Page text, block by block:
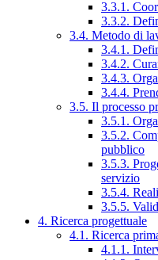
3.3.1.
3.3.2.
3.4. Metodo di
3.4.1.
3.4.2.
3.4.3.
3.4.4.
3.5. Il processo
3.5.1.
3.5.2.
pubblico
3.5.3.
servizio
3.5.4.
3.5.5.
4. Ricerca progettuale
4.1. Ricerca
4.1.1.